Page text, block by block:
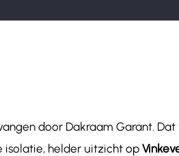
door Dakraam Garant.
isolatie, helder uitzicht op